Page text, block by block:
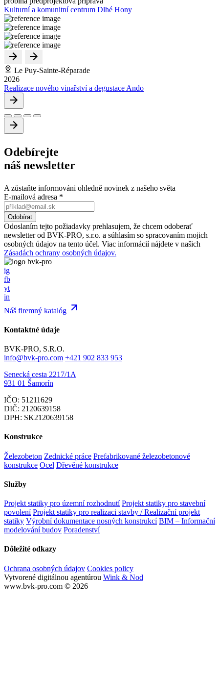
Kulturní a komunitní centrum Dlhé Hony
Le Puy-Sainte-Réparade
2026
Realizace nového vinařství a degustace Ando
Odebírejte
náš newsletter
A zůstaňte informováni ohledně novinek z našeho světa
E-mailová adresa *
Odoslaním tejto požiadavky prehlasujem, že chcem odoberať
newsletter od BVK-PRO, s.r.o. a súhlasím so spracovaním mojich
osobných údajov na tento účel. Viac informácií nájdete v našich
Zásadách ochrany osobných údajov.
ig
fb
yt
in
Náš firemný katalóg
Kontaktné údaje
BVK-PRO, S.R.O.
info@bvk-pro.com +421 902 833 953
Senecká cesta 2217/1A
931 01 Šamorín
IČO: 51211629
DIČ: 2120639158
DPH: SK2120639158
Konstrukce
Železobeton Zednické práce Prefabrikované železobetonové
konstrukce Ocel Dřevěné konstrukce
Služby
Projekt statiky pro územní rozhodnutí Projekt statiky pro stavební
povolení Projekt statiky pro realizaci stavby / Realizační projekt
statiky Výrobní dokumentace nosných konstrukcí BIM – Informační
modelování budov Poradenství
Dôležité odkazy
Ochrana osobných údajov Cookies policy
Vytvorené digitálnou agentúrou Wink & Nod
www.bvk-pro.com © 2026